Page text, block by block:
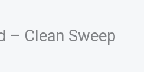
– Clean Sweep